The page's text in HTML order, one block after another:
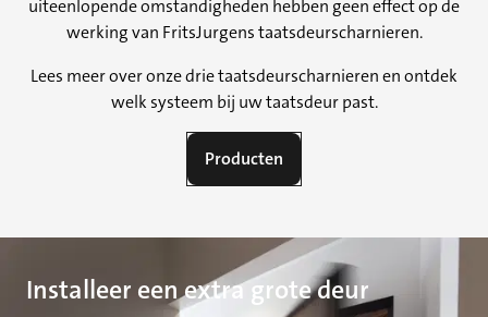
uiteenlopende omstandigheden hebben geen effect op de
werking van FritsJurgens taatsdeurscharnieren.
Lees meer over onze drie taatsdeurscharnieren en ontdek
welk systeem bij uw taatsdeur past.
Producten
Installeer een extra grote deur